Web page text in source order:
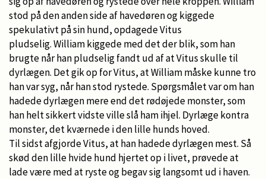
stod på den anden side af havedøren og kiggede
spekulativt på sin hund, opdagede Vitus
pludselig. William kiggede med det der blik, som han
brugte når han pludselig fandt ud af at Vitus skulle til
dyrlægen. Det gik op for Vitus, at William måske kunne tro
han var syg, når han stod rystede. Spørgsmålet var om han
hadede dyrlægen mere end det rødøjede monster, som
han helt sikkert vidste ville slå ham ihjel. Dyrlæge kontra
monster, det kværnede i den lille hunds hoved.
Til sidst afgjorde Vitus, at han hadede dyrlægen mest. Så
skød den lille hvide hund hjertet op i livet, prøvede at
lade være med at ryste og begav sig langsomt ud i haven.